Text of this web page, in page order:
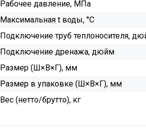
Рабочее давление, МПа
Максимальная t воды, °C
Подключение труб теплоносителя,
Подключение дренажа, дюйм
Размер (Ш×В×Г), мм
Размер в упаковке (Ш×В×Г), мм
Вес (нетто/брутто), кг